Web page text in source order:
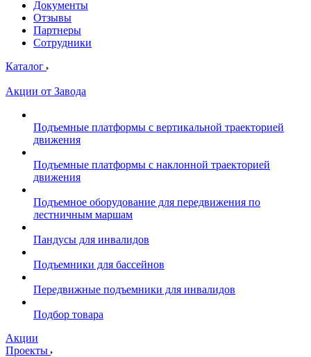
Документы
Отзывы
Партнеры
Сотрудники
Каталог
Акции от Завода
Подъемные платформы с вертикальной траекторией
движения
Подъемные платформы с наклонной траекторией
движения
Подъемное оборудование для передвижения по
лестничным маршам
Пандусы для инвалидов
Подъемники для бассейнов
Передвижные подъемники для инвалидов
Подбор товара
Акции
Проекты